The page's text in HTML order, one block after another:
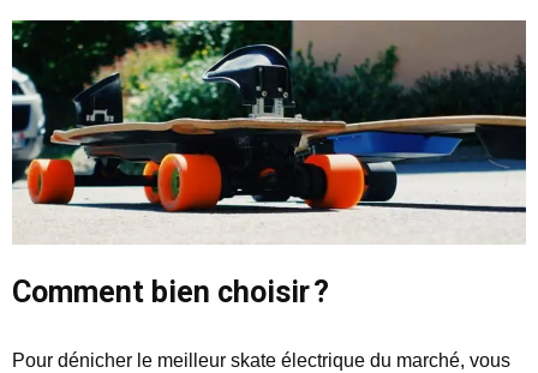
Comment bien choisir ?
Pour dénicher le meilleur skate électrique du marché, vous